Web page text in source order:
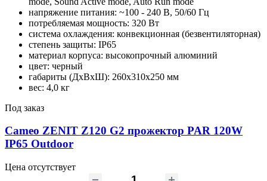
напряжение питания: ~100 - 240 В, 50/60 Гц
потребляемая мощность: 320 Вт
система охлаждения: конвекционная (безвентиляторная)
степень защиты: IP65
материал корпуса: высокопрочный алюминий
цвет: черный
габариты (ДхВхШ): 260х310х250 мм
вес: 4,0 кг
Под заказ
Cameo ZENIT Z120 G2 прожектор PAR 120W
IP65 Outdoor
Цена отсутствует